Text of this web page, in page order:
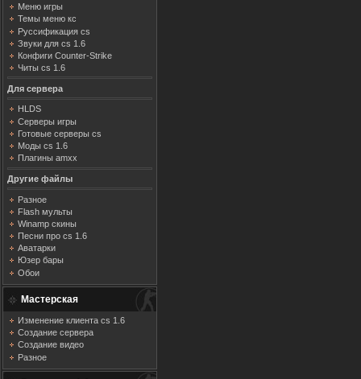
Меню игры
Темы меню кс
Руссификация cs
Звуки для cs 1.6
Конфиги Counter-Strike
Читы cs 1.6
Для сервера
HLDS
Серверы игры
Готовые серверы cs
Моды cs 1.6
Плагины amxx
Другие файлы
Разное
Flash мульты
Winamp скины
Песни про cs 1.6
Аватарки
Юзер бары
Обои
Мастерская
Изменение клиента cs 1.6
Создание сервера
Создание видео
Разное